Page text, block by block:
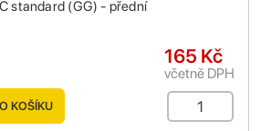
standard (GG) - přední
165 Kč
včetně DPH
KOŠÍKU